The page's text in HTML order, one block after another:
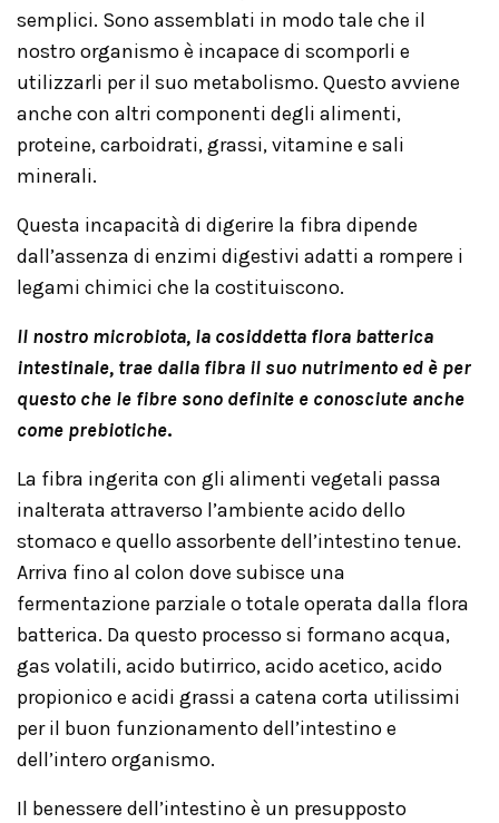
semplici. Sono assemblati in modo tale che il
nostro organismo è incapace di scomporli e
utilizzarli per il suo metabolismo. Questo avviene
anche con altri componenti degli alimenti,
proteine, carboidrati, grassi, vitamine e sali
minerali.
Questa incapacità di digerire la fibra dipende
dall’assenza di enzimi digestivi adatti a rompere i
legami chimici che la costituiscono.
Il nostro microbiota, la cosiddetta flora batterica
intestinale, trae dalla fibra il suo nutrimento ed è per
questo che le fibre sono definite e conosciute anche
come prebiotiche.
La fibra ingerita con gli alimenti vegetali passa
inalterata attraverso l’ambiente acido dello
stomaco e quello assorbente dell’intestino tenue.
Arriva fino al colon dove subisce una
fermentazione parziale o totale operata dalla flora
batterica. Da questo processo si formano acqua,
gas volatili, acido butirrico, acido acetico, acido
propionico e acidi grassi a catena corta utilissimi
per il buon funzionamento dell’intestino e
dell’intero organismo.
Il benessere dell’intestino è un presupposto